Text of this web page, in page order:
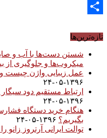
Skype
تازه‌ترین‌ها
شستن دست‌ها با آب و
میکروب‌ها و جلوگیری از
عمل زیبایی واژن چیست
۱۳۹۶-۰۵-۲۴
ارتباط مستقیم دود سیگار
۱۳۹۶-۰۵-۲۴
هنگام خرید دستگاه
بگیریم؟ ۱۳۹۶-۰۵-۲۴
توالت ایرانی آرتروز زانو